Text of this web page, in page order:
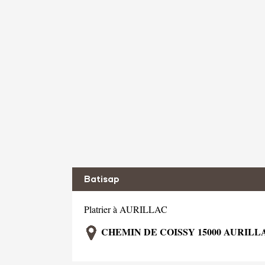
Batisap
Platrier à AURILLAC
CHEMIN DE COISSY 15000